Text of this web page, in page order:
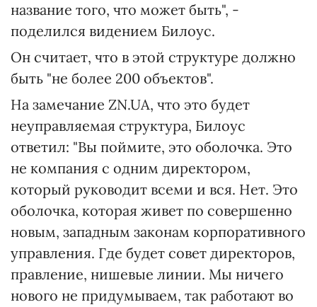
название того, что может быть", -
поделился видением Билоус.
Он считает, что в этой структуре должно
быть "не более 200 объектов".
На замечание ZN.UA, что это будет
неуправляемая структура, Билоус
ответил: "Вы поймите, это оболочка. Это
не компания с одним директором,
который руководит всеми и вся. Нет. Это
оболочка, которая живет по совершенно
новым, западным законам корпоративного
управления. Где будет совет директоров,
правление, нишевые линии. Мы ничего
нового не придумываем, так работают во